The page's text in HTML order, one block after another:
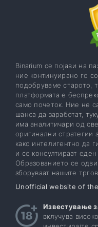
Binarium се појави на
ние континуирано го
подобруваме старото,
платформата е
само почеток. Ние не
шанса да заработат,
има аналитичари од
оригинални стратегии
како интелигентно да
и се консултираат
Образованието се
зборуваат нашите
Unofficial website of
Известување
вклучува